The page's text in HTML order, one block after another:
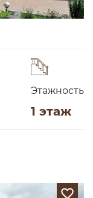
Этажность
1 этаж